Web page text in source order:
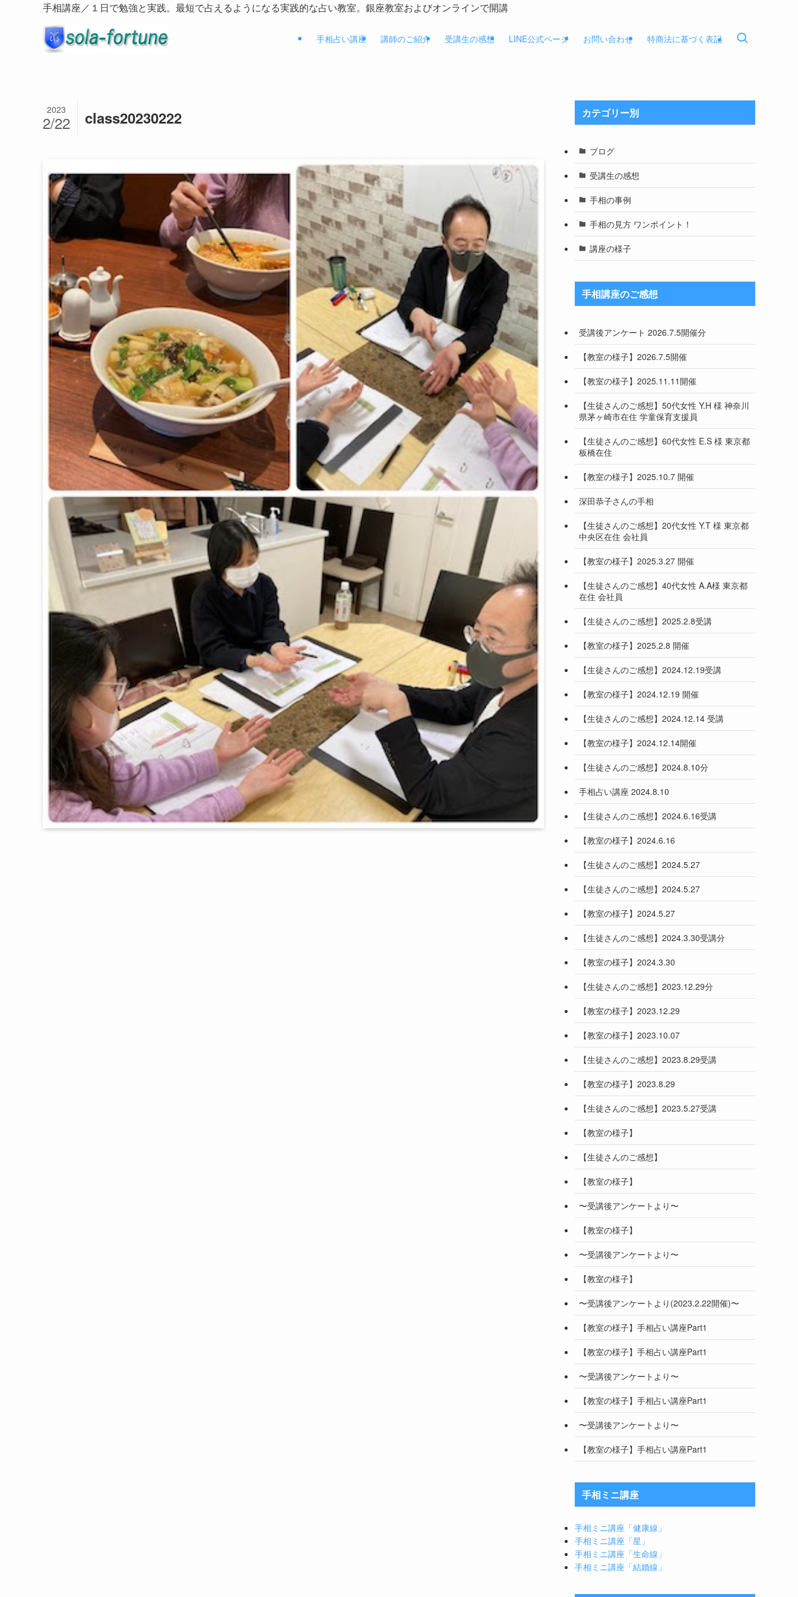
手相講座／１日で勉強と実践。最短で占えるようになる実践的な占い教室。銀座教室およびオンラインで開講
手相占い講座 講師のご紹介 受講生の感想 LINE公式ページ お問い合わせ 特商法に基づく表記
class20230222
2023
2/22 カテゴリー別
ブログ
受講生の感想
手相の事例
手相の見方 ワンポイント！
講座の様子
手相講座のご感想
受講後アンケート 2026.7.5開催分
【教室の様子】2026.7.5開催
【教室の様子】2025.11.11開催
【生徒さんのご感想】50代女性 Y.H 様 神奈川
県茅ヶ崎市在住 学童保育支援員
【生徒さんのご感想】60代女性 E.S 様 東京都
板橋在住
【教室の様子】2025.10.7 開催
深田恭子さんの手相
【生徒さんのご感想】20代女性 Y.T 様 東京都
中央区在住 会社員
【教室の様子】2025.3.27 開催
【生徒さんのご感想】40代女性 A.A様 東京都
在住 会社員
【生徒さんのご感想】2025.2.8受講
【教室の様子】2025.2.8 開催
【生徒さんのご感想】2024.12.19受講
【教室の様子】2024.12.19 開催
【生徒さんのご感想】2024.12.14 受講
【教室の様子】2024.12.14開催
【生徒さんのご感想】2024.8.10分
手相占い講座 2024.8.10
【生徒さんのご感想】2024.6.16受講
【教室の様子】2024.6.16
【生徒さんのご感想】2024.5.27
【生徒さんのご感想】2024.5.27
【教室の様子】2024.5.27
【生徒さんのご感想】2024.3.30受講分
【教室の様子】2024.3.30
【生徒さんのご感想】2023.12.29分
【教室の様子】2023.12.29
【教室の様子】2023.10.07
【生徒さんのご感想】2023.8.29受講
【教室の様子】2023.8.29
【生徒さんのご感想】2023.5.27受講
【教室の様子】
【生徒さんのご感想】
【教室の様子】
〜受講後アンケートより〜
【教室の様子】
〜受講後アンケートより〜
【教室の様子】
〜受講後アンケートより(2023.2.22開催)〜
【教室の様子】手相占い講座Part1
【教室の様子】手相占い講座Part1
〜受講後アンケートより〜
【教室の様子】手相占い講座Part1
〜受講後アンケートより〜
【教室の様子】手相占い講座Part1
手相ミニ講座
手相ミニ講座「健康線」
手相ミニ講座「星」
手相ミニ講座「生命線」
手相ミニ講座「結婚線」